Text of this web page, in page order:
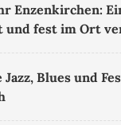
Enzenkirchen:
und fest im Ort
Jazz, Blues und